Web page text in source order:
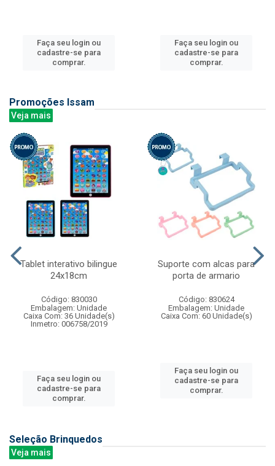
Faça seu login ou
cadastre-se para
comprar.
Faça seu login ou
cadastre-se para
comprar.
Promoções Issam
Veja mais
Tablet interativo bilingue
24x18cm
Código: 830030
Embalagem: Unidade
Caixa Com: 36 Unidade(s)
Inmetro: 006758/2019
Faça seu login ou
cadastre-se para
comprar.
Suporte com alcas para
porta de armario
Código: 830624
Embalagem: Unidade
Caixa Com: 60 Unidade(s)
Faça seu login ou
cadastre-se para
comprar.
Seleção Brinquedos
Veja mais